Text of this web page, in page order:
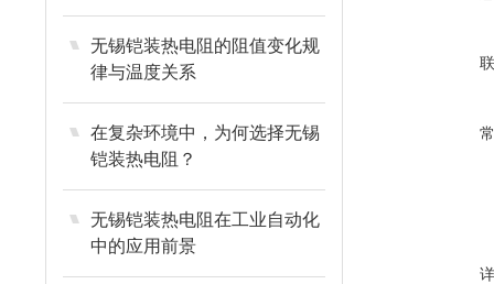
无锡铠装热电阻的阻值变化规
律与温度关系
在复杂环境中，为何选择无锡
铠装热电阻？
无锡铠装热电阻在工业自动化
中的应用前景